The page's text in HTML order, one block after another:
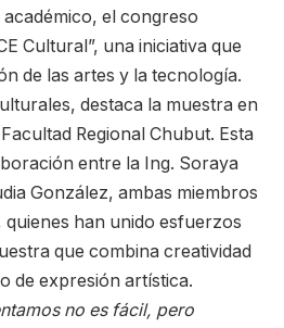
el congreso
Cultural”, una iniciativa que
de las artes y la tecnología.
destaca la muestra en
Regional Chubut. Esta
entre la Ing. Soraya
González, ambas miembros
han unido esfuerzos
que combina creatividad
de expresión artística.
no es fácil, pero